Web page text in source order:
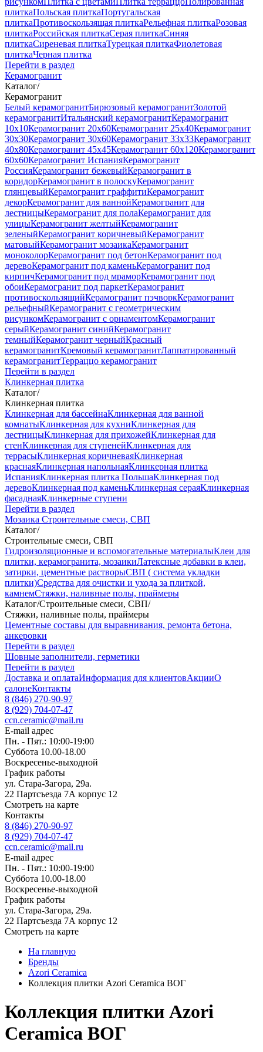
плиткаПольская плиткаПортугальская
плиткаПротивоскользящая плиткаРельефная плиткаРозовая
плиткаРоссийская плиткаСерая плиткаСиняя
плиткаСиреневая плиткаТурецкая плиткаФиолетовая
плиткаЧерная плитка
Перейти в раздел
Керамогранит
Каталог/
Керамогранит
Белый керамогранитБирюзовый керамогранитЗолотой
керамогранитИтальянский керамогранитКерамогранит
10x10Керамогранит 20x60Керамогранит 25x40Керамогранит
30x30Керамогранит 30x60Керамогранит 33x33Керамогранит
40x80Керамогранит 45x45Керамогранит 60x120Керамогранит
60x60Керамогранит ИспанияКерамогранит
РоссияКерамогранит бежевыйКерамогранит в
коридорКерамогранит в полоскуКерамогранит
глянцевыйКерамогранит граффитиКерамогранит
декорКерамогранит для ваннойКерамогранит для
лестницыКерамогранит для полаКерамогранит для
улицыКерамогранит желтыйКерамогранит
зеленыйКерамогранит коричневыйКерамогранит
матовыйКерамогранит мозаикаКерамогранит
моноколорКерамогранит под бетонКерамогранит под
деревоКерамогранит под каменьКерамогранит под
кирпичКерамогранит под мраморКерамогранит под
обоиКерамогранит под паркетКерамогранит
противоскользящийКерамогранит пэчворкКерамогранит
рельефныйКерамогранит с геометрическим
рисункомКерамогранит с орнаментомКерамогранит
серыйКерамогранит синийКерамогранит
темныйКерамогранит черныйКрасный
керамогранитКремовый керамогранитЛаппатированный
керамогранитТерраццо керамогранит
Перейти в раздел
Клинкерная плитка
Каталог/
Клинкерная плитка
Клинкерная для бассейнаКлинкерная для ванной
комнатыКлинкерная для кухниКлинкерная для
лестницыКлинкерная для прихожейКлинкерная для
стенКлинкерная для ступенейКлинкерная для
террасыКлинкерная коричневаяКлинкерная
краснаяКлинкерная напольнаяКлинкерная плитка
ИспанияКлинкерная плитка ПольшаКлинкерная под
деревоКлинкерная под каменьКлинкерная сераяКлинкерная
фасаднаяКлинкерные ступени
Перейти в раздел
Мозаика Строительные смеси, СВП
Каталог/
Строительные смеси, СВП
Гидроизоляционные и вспомогательные материалыКлеи для
плитки, керамогранита, мозаикиЛатексные добавки в клеи,
затирки, цементные растворыСВП ( система укладки
плитки)Средства для очистки и ухода за плиткой,
камнемСтяжки, наливные полы, праймеры
Каталог/Строительные смеси, СВП/
Стяжки, наливные полы, праймеры
Цементные составы для выравнивания, ремонта бетона,
анкеровки
Перейти в раздел
Шовные заполнители, герметики
Перейти в раздел
Доставка и оплатаИнформация для клиентовАкцииО
салонеКонтакты
8 (846) 270-90-97
8 (929) 704-07-47
ccn.ceramic@mail.ru
E-mail адрес
Пн. - Пят.: 10:00-19:00
Суббота 10.00-18.00
Воскресенье-выходной
График работы
ул. Стара-Загора, 29а.
22 Партсъезда 7А корпус 12
Смотреть на карте
Контакты
8 (846) 270-90-97
8 (929) 704-07-47
ccn.ceramic@mail.ru
E-mail адрес
Пн. - Пят.: 10:00-19:00
Суббота 10.00-18.00
Воскресенье-выходной
График работы
ул. Стара-Загора, 29а.
22 Партсъезда 7А корпус 12
Смотреть на карте
На главную
Бренды
Azori Ceramica
Коллекция плитки Azori Ceramica ВОГ
Коллекция плитки Azori
Ceramica ВОГ